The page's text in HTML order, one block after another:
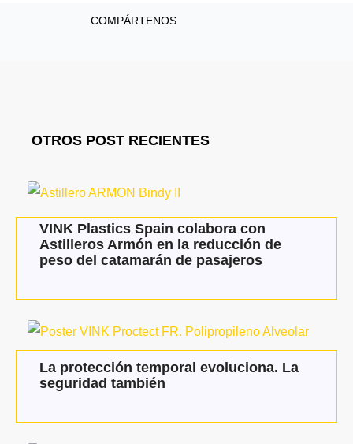
COMPÁRTENOS
OTROS POST RECIENTES
VINK Plastics Spain colabora con
Astilleros Armón en la reducción de
peso del catamarán de pasajeros
La protección temporal evoluciona. La
seguridad también